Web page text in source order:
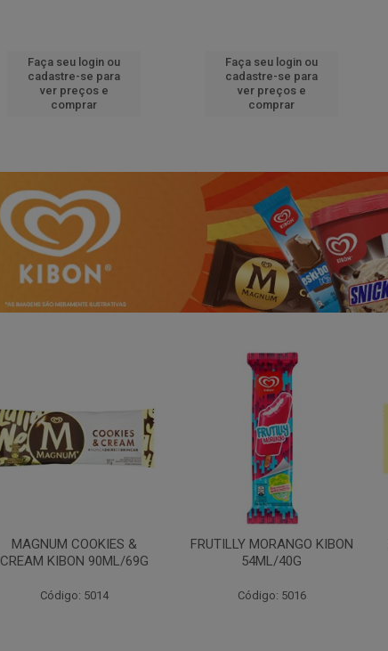
Faça seu login ou
cadastre-se para
ver preços e
comprar
Faça seu login ou
cadastre-se para
ver preços e
comprar
MAGNUM COOKIES &
CREAM KIBON 90ML/69G
Código: 5014
FRUTILLY MORANGO KIBON
54ML/40G
Código: 5016